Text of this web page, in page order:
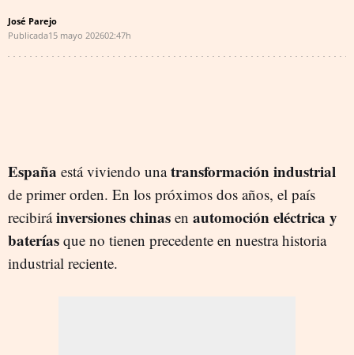
José Parejo
Publicada15 mayo 202602:47h
España está viviendo unatransformación industrial
de primer orden. En los próximos dos años, el país
recibiráinversiones chinas en automoción eléctrica y
baterías que no tienen precedente en nuestra historia
industrial reciente.